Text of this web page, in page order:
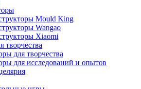
Mould King
Wangao
Xiaomi
творчества
для творчества
для исследований и опытов